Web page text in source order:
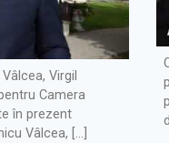
Virgil
Camera
în prezent
Vâlcea, […]